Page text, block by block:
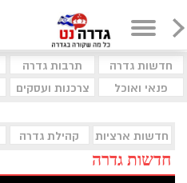
חדשות גדרה תרבות גדרה
פנאי ואוכל
צרכנות ועסקים
חדשות ארציות קהילת גדרה
חדשות גדרה